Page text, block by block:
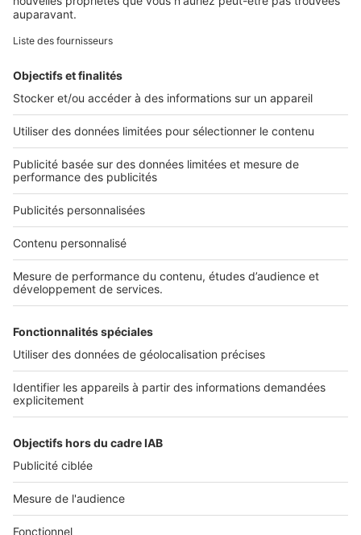
Retrouvez-nous sur ...
L'ENTREPRISE
Qui sommes-nous ?
Nous contacter
Nous recrutons
NOS APPLICATIONS
Découvrez nos applications
Tous nos services pro
Accès client
Mes annonces sur SeLoger
À DÉCOUVRIR
Tout l'immobilier
Toutes les villes
Tous les départements
Toutes les régions